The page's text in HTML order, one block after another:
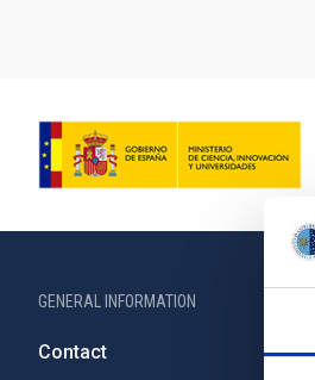
GENERAL INFORMATION
Contact